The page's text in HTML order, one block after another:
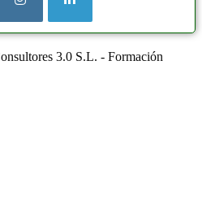
3.0 S.L. - Formación